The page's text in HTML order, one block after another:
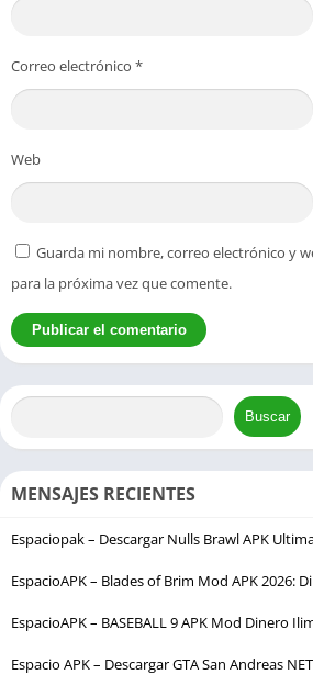
Correo electrónico *
Web
Guarda mi nombre, correo electrónico y
para la próxima vez que comente.
Buscar
MENSAJES RECIENTES
Espaciopak – Descargar Nulls Brawl APK
EspacioAPK – Blades of Brim Mod APK 2026:
EspacioAPK – BASEBALL 9 APK Mod Dinero
Espacio APK – Descargar GTA San Andreas